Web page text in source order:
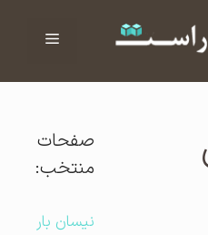
فهرست
صفحات
منتخب:
نیسان بار